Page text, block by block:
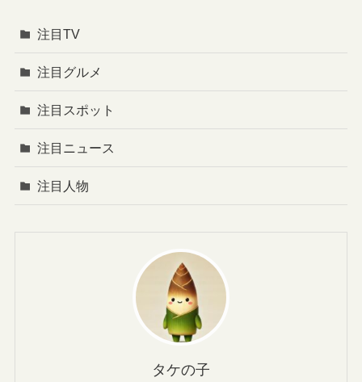
注目TV
注目グルメ
注目スポット
注目ニュース
注目人物
タケの子